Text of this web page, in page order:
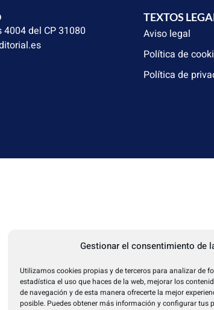
Gestionar el consentimiento de
Utilizamos cookies propias y de terceros para analizar de
estadística el uso que haces de la web, mejorar los
de navegación y de esta manera ofrecerte la mejor
posible. Puedes obtener más información y configurar tus
4004 del CP 31080
TEXTOS
Aviso legal
Política de
Política de